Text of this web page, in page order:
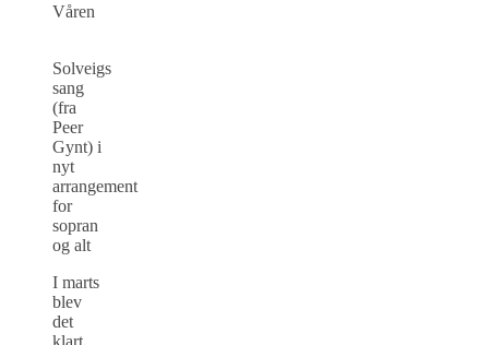
Våren
Solveigs
sang
(fra
Peer
Gynt) i
nyt
arrangement
for
sopran
og alt
I marts
blev
det
klart,